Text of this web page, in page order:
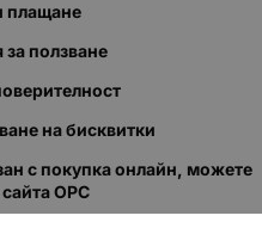
плащане
ползване
на бисквитки
с покупка онлайн, можете
сайта ОРС